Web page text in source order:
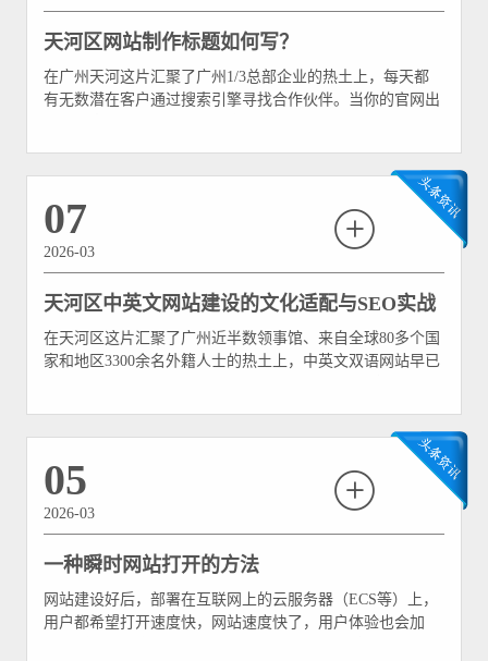
天河区网站制作标题如何写？
在广州天河这片汇聚了广州1/3总部企业的热土上，每天都
有无数潜在客户通过搜索引擎寻找合作伙伴。当你的官网出
键词（Keywords）——即TDK三件套。数据显示，78%的
07
2026-03
天河区中英文网站建设的文化适配与SEO实战
技巧
在天河区这片汇聚了广州近半数领事馆、来自全球80多个国
家和地区3300余名外籍人士的热土上，中英文双语网站早已
录堪忧，要么因表达生硬让外籍用户“看不懂、信不过”。数
05
2026-03
一种瞬时网站打开的方法
网站建设好后，部署在互联网上的云服务器（ECS等）上，
用户都希望打开速度快，网站速度快了，用户体验也会加